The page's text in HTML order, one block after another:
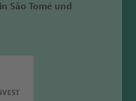
São Tomé und